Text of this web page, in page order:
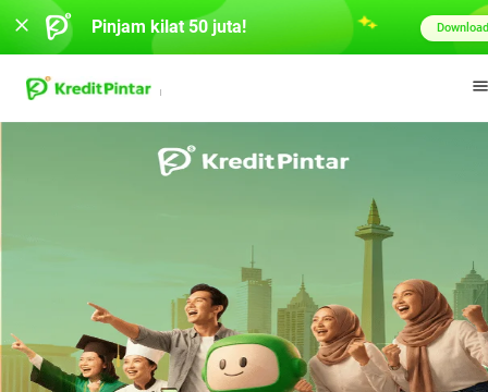
Pinjam kilat 50 juta! Download